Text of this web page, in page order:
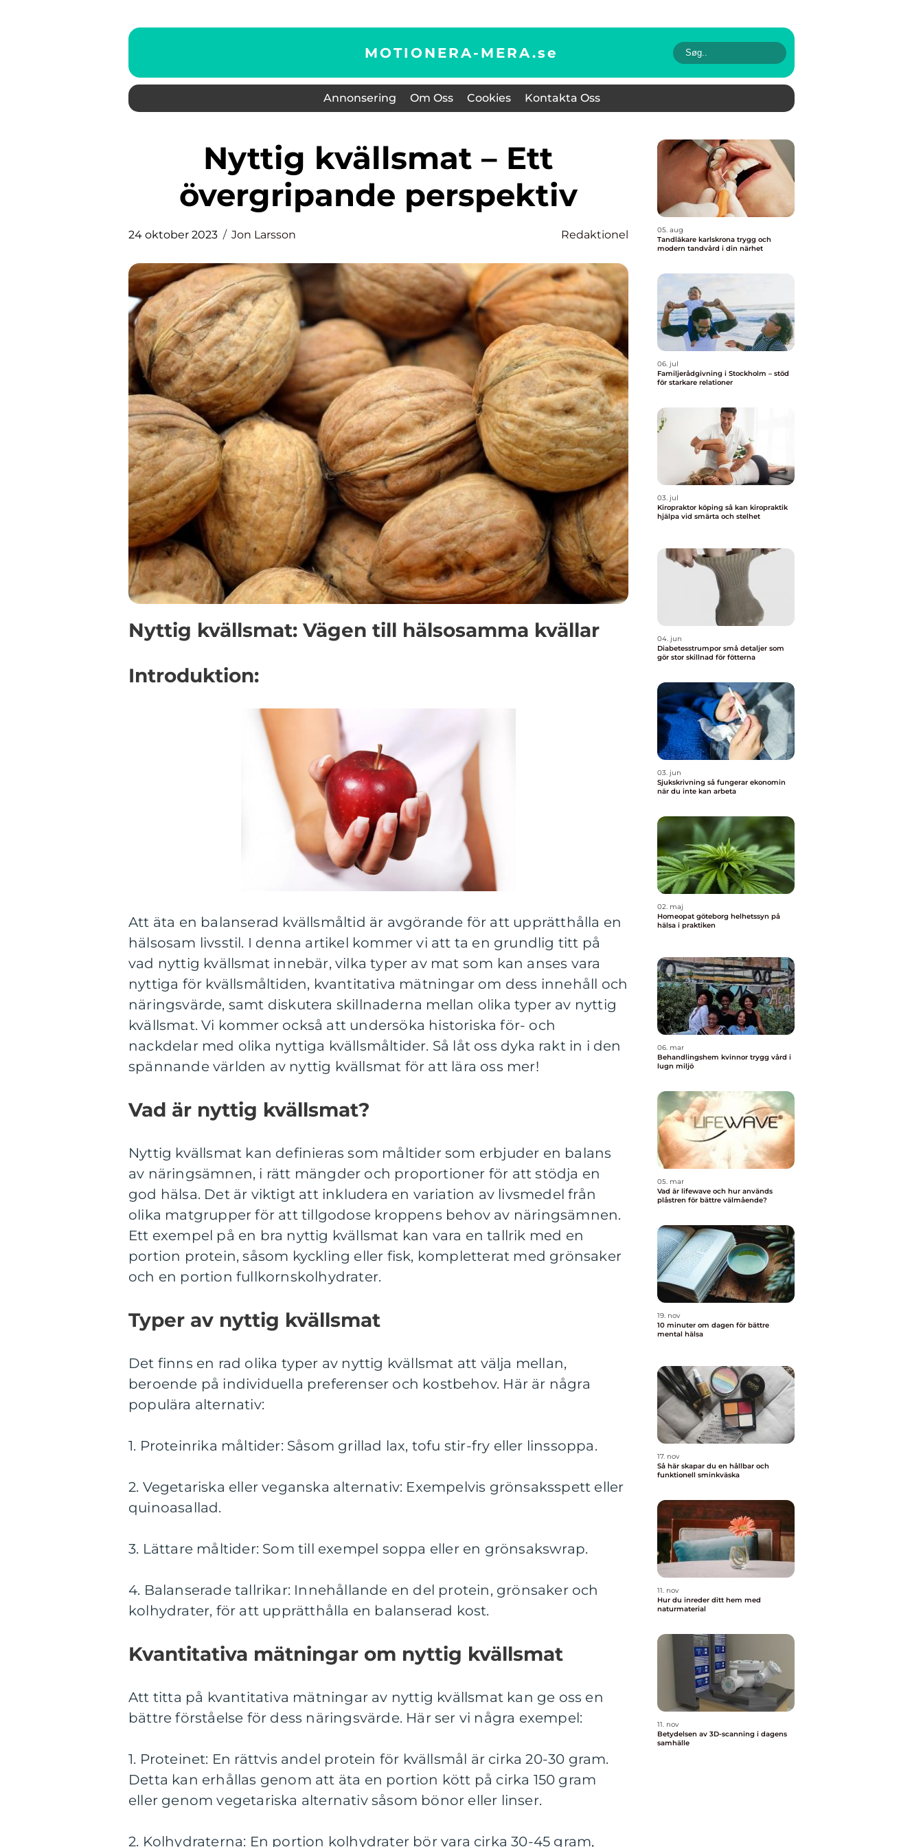
MOTIONERA-MERA.se
Annonsering Om Oss Cookies Kontakta Oss
Nyttig kvällsmat – Ett
övergripande perspektiv
24 oktober 2023 Jon Larsson Redaktionel
Nyttig kvällsmat: Vägen till hälsosamma kvällar
Introduktion:
Att äta en balanserad kvällsmåltid är avgörande för att upprätthålla en
hälsosam livsstil. I denna artikel kommer vi att ta en grundlig titt på
vad nyttig kvällsmat innebär, vilka typer av mat som kan anses vara
nyttiga för kvällsmåltiden, kvantitativa mätningar om dess innehåll och
näringsvärde, samt diskutera skillnaderna mellan olika typer av nyttig
kvällsmat. Vi kommer också att undersöka historiska för- och
nackdelar med olika nyttiga kvällsmåltider. Så låt oss dyka rakt in i den
spännande världen av nyttig kvällsmat för att lära oss mer!
Vad är nyttig kvällsmat?
Nyttig kvällsmat kan definieras som måltider som erbjuder en balans
av näringsämnen, i rätt mängder och proportioner för att stödja en
god hälsa. Det är viktigt att inkludera en variation av livsmedel från
olika matgrupper för att tillgodose kroppens behov av näringsämnen.
Ett exempel på en bra nyttig kvällsmat kan vara en tallrik med en
portion protein, såsom kyckling eller fisk, kompletterat med grönsaker
och en portion fullkornskolhydrater.
Typer av nyttig kvällsmat
Det finns en rad olika typer av nyttig kvällsmat att välja mellan,
beroende på individuella preferenser och kostbehov. Här är några
populära alternativ:
1. Proteinrika måltider: Såsom grillad lax, tofu stir-fry eller linssoppa.
2. Vegetariska eller veganska alternativ: Exempelvis grönsaksspett eller
quinoasallad.
3. Lättare måltider: Som till exempel soppa eller en grönsakswrap.
4. Balanserade tallrikar: Innehållande en del protein, grönsaker och
kolhydrater, för att upprätthålla en balanserad kost.
Kvantitativa mätningar om nyttig kvällsmat
Att titta på kvantitativa mätningar av nyttig kvällsmat kan ge oss en
bättre förståelse för dess näringsvärde. Här ser vi några exempel:
1. Proteinet: En rättvis andel protein för kvällsmål är cirka 20-30 gram.
Detta kan erhållas genom att äta en portion kött på cirka 150 gram
eller genom vegetariska alternativ såsom bönor eller linser.
2. Kolhydraterna: En portion kolhydrater bör vara cirka 30-45 gram,
05. aug
Tandläkare karlskrona trygg och
modern tandvård i din närhet
06. jul
Familjerådgivning i Stockholm – stöd
för starkare relationer
03. jul
Kiropraktor köping så kan kiropraktik
hjälpa vid smärta och stelhet
04. jun
Diabetesstrumpor små detaljer som
gör stor skillnad för fötterna
03. jun
Sjukskrivning så fungerar ekonomin
när du inte kan arbeta
02. maj
Homeopat göteborg helhetssyn på
hälsa i praktiken
06. mar
Behandlingshem kvinnor trygg vård i
lugn miljö
05. mar
Vad är lifewave och hur används
plåstren för bättre välmående?
19. nov
10 minuter om dagen för bättre
mental hälsa
17. nov
Så här skapar du en hållbar och
funktionell sminkväska
11. nov
Hur du inreder ditt hem med
naturmaterial
11. nov
Betydelsen av 3D-scanning i dagens
samhälle